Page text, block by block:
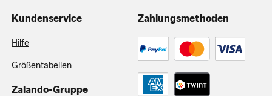
Kundenservice
Hilfe
Größentabellen
Zalando-Gruppe
Zahlungsmethoden